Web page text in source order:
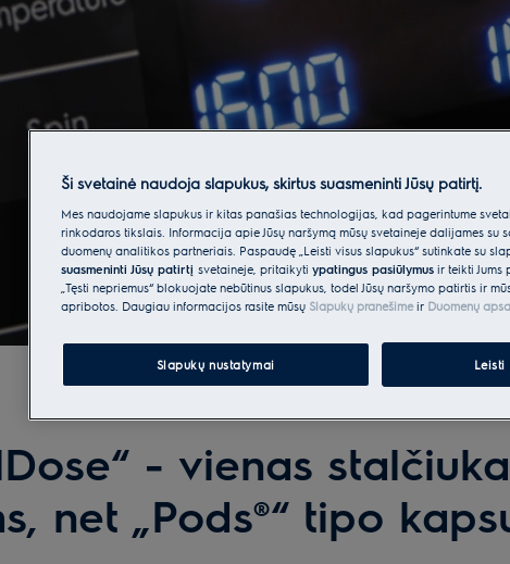
- vienas
net „Pods®“ tipo
Ši svetainė naudoja slapukus, skirtus suasmeninti Jūsų patirtį.
Mes naudojame slapukus ir kitas panašias technologijas, kad pagerintume
rinkodaros tikslais. Informacija apie Jūsų naršymą mūsų svetainėje dalijamės su
duomenų analitikos partneriais. Paspaudę „Leisti visus slapukus“ sutinkate su
suasmeninti Jūsų patirtį svetainėje, pritaikyti ypatingus pasiūlymus ir teikti Jums
„Tęsti nepriėmus“ blokuojate nebūtinus slapukus, todėl Jūsų naršymo patirtis ir
apribotos. Daugiau informacijos rasite mūsų Slapukų pranešimeir Duomenų
Slapukų nustatymai Leisti